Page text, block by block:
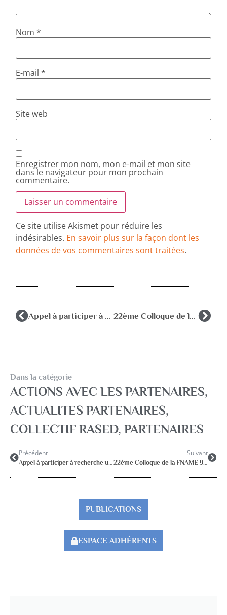
Nom*
E-mail*
Site web
Enregistrer mon nom, mon e-mail et mon site
dans le navigateur pour mon prochain
commentaire.
Ce site utilise Akismet pour réduire les
indésirables. En savoir plus sur la façon dont les
données de vos commentaires sont traitées.
Appel à participer à recherche universitaire – enfants malades scolarisés en milieu ordinaire : 22ème Colloque de la FNAME 9,10,11 octobre 2025 à ROUBAIX
Dans la catégorie
ACTIONS AVEC LES PARTENAIRES,
ACTUALITES PARTENAIRES,
COLLECTIF RASED, PARTENAIRES
Précédent
Appel à participer à recherche universitaire – enfants malades scolarisés en milieu ordinaire :
Suivant
22ème Colloque de la FNAME 9,10,11 octobre 2025 à ROUBAIX
PUBLICATIONS
ESPACE ADHÉRENTS